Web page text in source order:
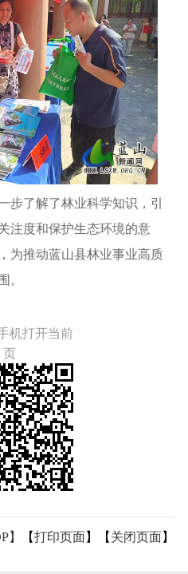
步了解了林业科学知识，引
注度和保护生态环境的意
为推动蓝山县林业事业高质
。
机打开当前
页
】 【打印页面】【 关闭页面】